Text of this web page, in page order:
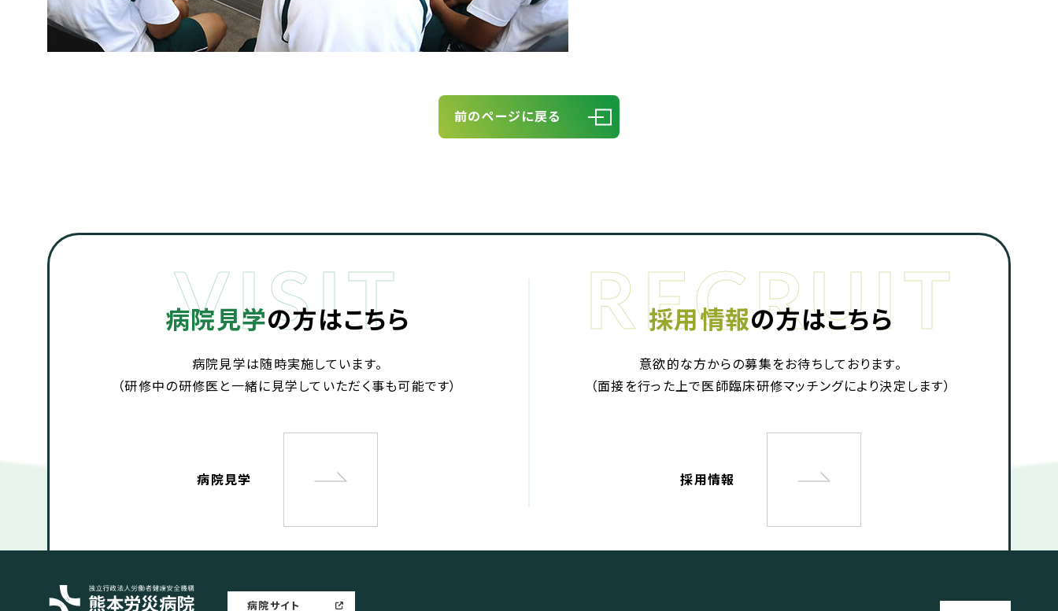
前のページに戻る
病院見学の方はこちら
病院見学は随時実施しています。
（研修中の研修医と一緒に見学していただく事も可能です）
病院見学
採用情報の方はこちら
意欲的な方からの募集をお待ちしております。
（面接を行った上で医師臨床研修マッチングにより決定します）
採用情報
熊本労災病院
病院サイト